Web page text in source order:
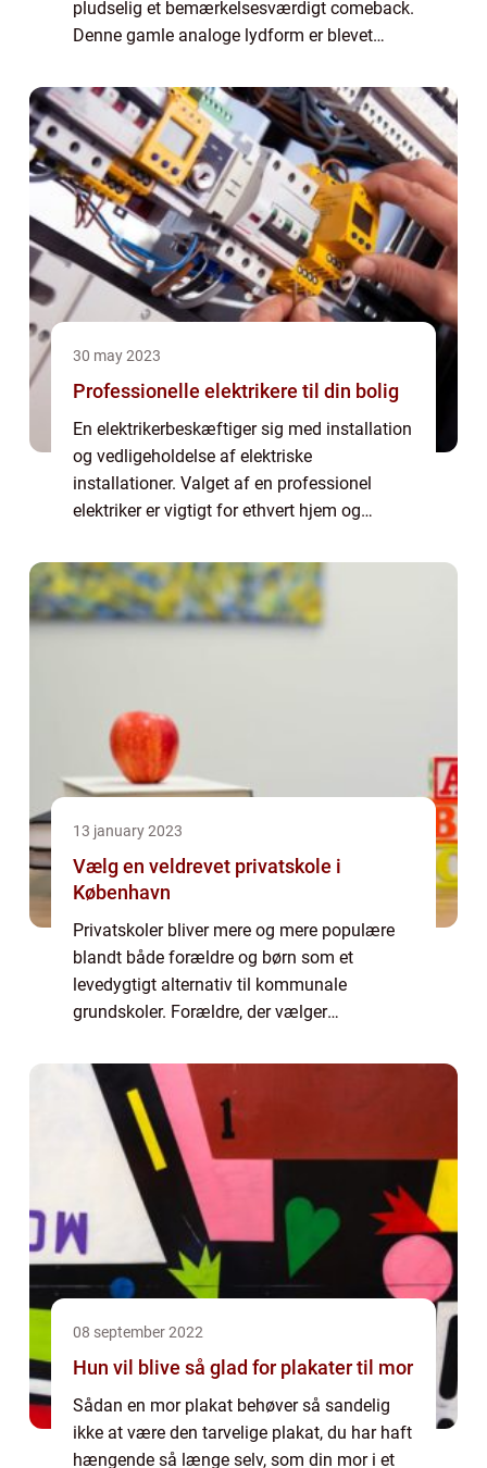
pludselig et bemærkelsesværdigt comeback.
Denne gamle analoge lydform er blevet
verden, der sø...
30 may 2023
Professionelle elektrikere til din bolig
En elektrikerbeskæftiger sig med installation
og vedligeholdelse af elektriske
installationer. Valget af en professionel
elektriker er vigtigt for ethvert hjem og
elektriker, der kan levere p&a...
13 january 2023
Vælg en veldrevet privatskole i
København
Privatskoler bliver mere og mere populære
blandt både forældre og børn som et
levedygtigt alternativ til kommunale
grundskoler. Forældre, der vælger
herunder større trivsel, professionalisme og
uddannelsesmu...
08 september 2022
Hun vil blive så glad for plakater til mor
Sådan en mor plakat behøver så sandelig
ikke at være den tarvelige plakat, du har haft
hængende så længe selv, som din mor i et